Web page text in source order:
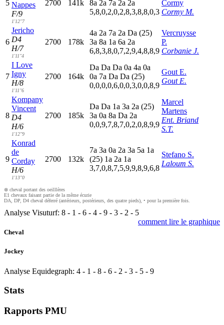
5 Nappes
F/9
1'12"7
2700 141k 8a 2a 7a 2a 2a
5,8,0,2,0,2,8,3,8,8,0,3
Cormy
Cormy M.
6
Jericho
D4
H/7
1'11"4
2700 178k
4a 2a 7a 2a Da (25)
3a 8a 1a 6a 2a
6,8,3,8,0,7,2,9,4,8,8,9
Vercruysse
P.
Corbanie J.
7
I Love
Igny
H/8
1'11"6
2700 164k
Da Da Da 0a 4a 0a
0a 7a Da Da (25)
0,0,0,0,6,0,0,3,0,0,8,9
Gout E.
Gout E.
8
Kompany
Vincent
D4
H/6
1'12"9
2700 185k
Da Da 1a 3a 2a (25)
3a 0a 8a Da 2a
0,0,9,7,8,7,0,2,0,8,9,9
Marcel
Martens
Ent. Briand
S.T.
9
Konrad
de
Corday
H/6
1'13"0
2700 132k
7a 3a 0a 2a 3a 5a 1a
(25) 1a 2a 1a
3,7,0,8,7,5,9,9,8,9,6,8
Stefano S.
Laloum S.
⊗ cheval portant des oeilllères
E1 chevaux faisant partie de la même écurie
DA, DP, D4 cheval déferré (antérieurs, postérieurs, des quatre pieds), • pour la première fois.
Analyse Visuturf: 8 - 1 - 6 - 4 - 9 - 3 - 2 - 5
comment lire le graphique
Cheval
Jockey
Analyse Equidegraph: 4 - 1 - 8 - 6 - 2 - 3 - 5 - 9
Stats
Rapports PMU